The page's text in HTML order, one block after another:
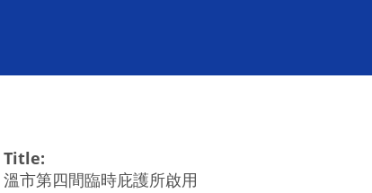
Title:
溫市第四間臨時庇護所啟用